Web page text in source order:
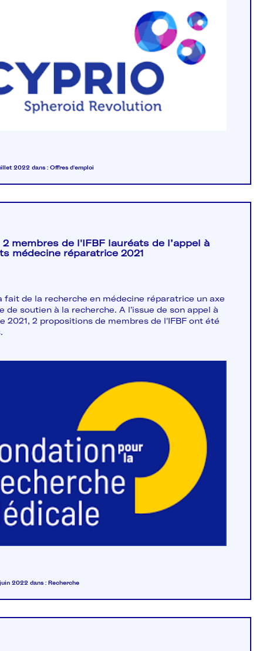
2022 dans : Offres d'emploi
2 membres de l'IFBF lauréats de l’appel à
médecine réparatrice 2021
fait de la recherche en médecine réparatrice un axe
de soutien à la recherche.​ A l'issue de son appel à
2021, 2 propositions de membres de l'IFBF ont été
2022 dans : Recherche